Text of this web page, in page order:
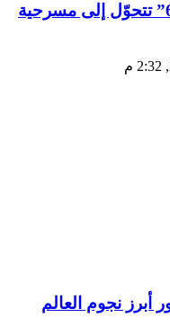
الرواية الروسية “عنبر رقم 6” تتحوّل إلى مسرحية
نجوم العالم